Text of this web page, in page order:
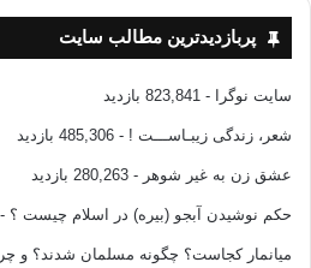
پربازدیدترین مطالب سایت
سایت نوگرا - 823,841 بازدید
شعر، زندگی زیبـاســـت ! - 485,306 بازدید
عشق زن به غیر شوهر - 280,263 بازدید
حکم نوشیدن آبجو (بیره) در اسلام چیست ؟ - 271,329 بازدید
میانمار کجاست؟ چگونه مسلمان شدند؟ و